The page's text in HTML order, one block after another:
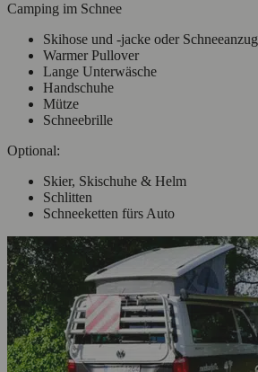
Camping im Schnee
Skihose und -jacke oder Schneeanzug
Warmer Pullover
Lange Unterwäsche
Handschuhe
Mütze
Schneebrille
Optional:
Skier, Skischuhe & Helm
Schlitten
Schneeketten fürs Auto